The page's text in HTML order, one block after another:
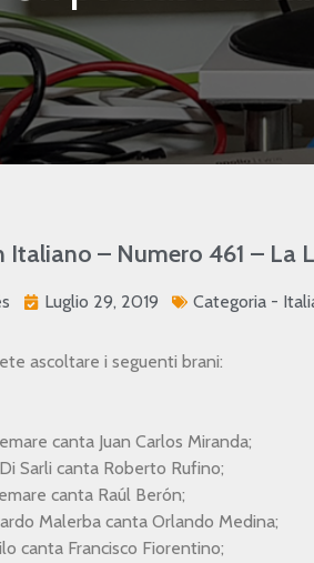
Italiano – Numero 461 – La
Luglio 29, 2019 Categoria -
ascoltare i seguenti brani:
canta Juan Carlos Miranda;
Sarli canta Roberto Rufino;
canta Raúl Berón;
Malerba canta Orlando Medina;
canta Francisco Fiorentino;